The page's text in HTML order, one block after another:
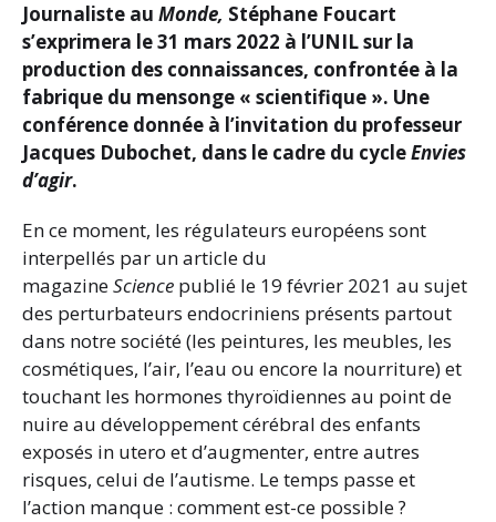
Journaliste au Monde, Stéphane Foucart
s’exprimera le 31 mars 2022 à l’UNIL sur la
production des connaissances, confrontée à la
fabrique du mensonge « scientifique ». Une
conférence donnée à l’invitation du professeur
Jacques Dubochet, dans le cadre du cycleEnvies
d’agir.
En ce moment, les régulateurs européens sont
interpellés par un article du
magazineScience publié le 19 février 2021 au sujet
des perturbateurs endocriniens présents partout
dans notre société (les peintures, les meubles, les
cosmétiques, l’air, l’eau ou encore la nourriture) et
touchant les hormones thyroïdiennes au point de
nuire au développement cérébral des enfants
exposés in utero et d’augmenter, entre autres
risques, celui de l’autisme. Le temps passe et
l’action manque : comment est-ce possible ?